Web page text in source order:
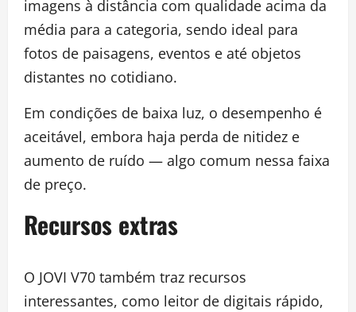
imagens à distância com qualidade acima da
média para a categoria, sendo ideal para
fotos de paisagens, eventos e até objetos
distantes no cotidiano.
Em condições de baixa luz, o desempenho é
aceitável, embora haja perda de nitidez e
aumento de ruído — algo comum nessa faixa
de preço.
Recursos extras
O JOVI V70 também traz recursos
interessantes, como leitor de digitais rápido,